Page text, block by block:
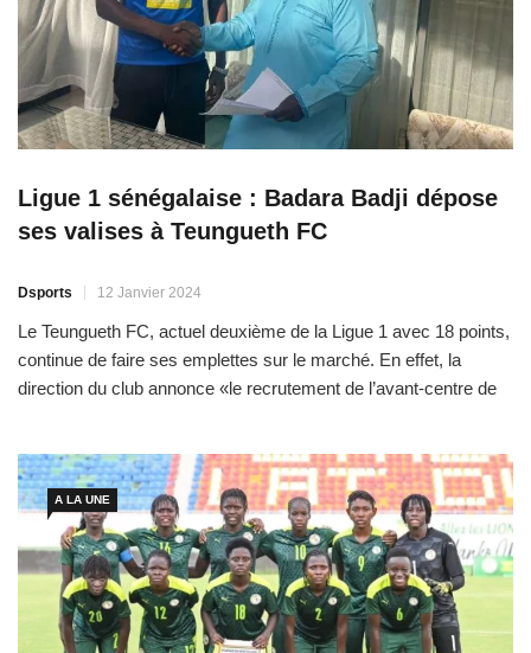
Ligue 1 sénégalaise : Badara Badji dépose
ses valises à Teungueth FC
Dsports 12 Janvier 2024
Le Teungueth FC, actuel deuxième de la Ligue 1 avec 18 points,
continue de faire ses emplettes sur le marché. En effet, la
direction du club annonce «le recrutement de l’avant-centre de
le club pour […]
A LA UNE